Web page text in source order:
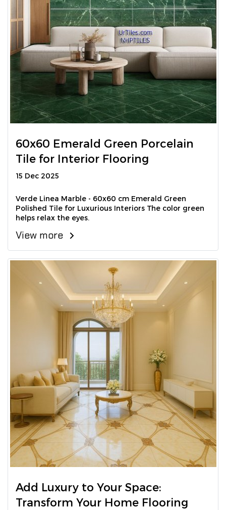
60x60 Emerald Green Porcelain
Tile for Interior Flooring
15 Dec 2025
Verde Linea Marble - 60x60 cm Emerald Green
Polished Tile for Luxurious Interiors The color green
helps relax the eyes.
View more
Add Luxury to Your Space:
Transform Your Home Flooring